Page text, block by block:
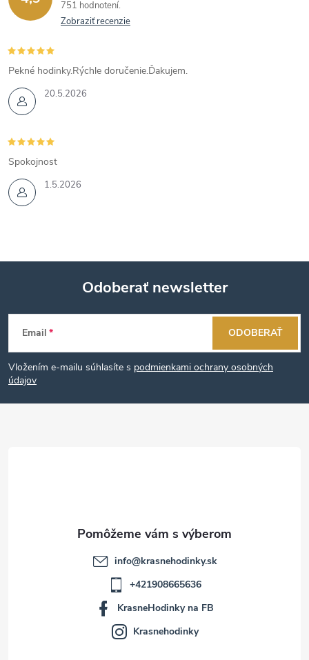
751 hodnotení
Zobraziť recenzie
20.5.2026
Pekné hodinky.Rýchle doručenie.Ďakujem.
1.5.2026
Spokojnost
Z
á
p
Odoberať newsletter
Email
Vložením e-mailu súhlasíte s podmienkami ochrany osobných
údajov
ODOBERAŤ
info@krasnehodinky.sk
+421908665636
KrasneHodinky na FB
Krasnehodinky